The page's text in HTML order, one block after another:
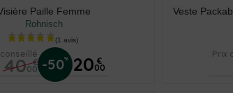
Paille Femme
Rohnisch
40 €
00 -50% 20 €
00
Veste
Prix